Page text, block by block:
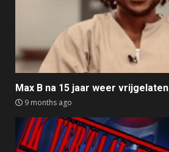
Max B na 15 jaar weer vrijgelaten
9 months ago